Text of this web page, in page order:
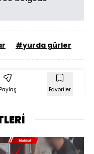
#yurda gürler
Paylaş Favoriler